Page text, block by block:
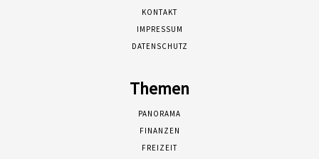
KONTAKT
IMPRESSUM
DATENSCHUTZ
Themen
PANORAMA
FINANZEN
FREIZEIT